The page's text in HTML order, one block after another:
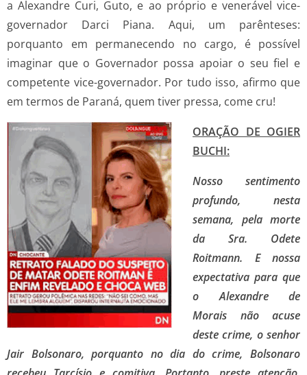
a Alexandre Curi, Guto, e ao próprio e venerável vice-
governador Darci Piana. Aqui, um parênteses:
porquanto em permanecendo no cargo, é possível
imaginar que o Governador possa apoiar o seu fiel e
competente vice-governador. Por tudo isso, afirmo que
em termos de Paraná, quem tiver pressa, come cru!
ORAÇÃO DE OGIER
BUCHI:
Nosso sentimento
profundo, nesta
semana, pela morte
da Sra. Odete
Roitmann. E nossa
expectativa para que
o Alexandre de
Morais não acuse
deste crime, o senhor
Jair Bolsonaro, porquanto no dia do crime, Bolsonaro